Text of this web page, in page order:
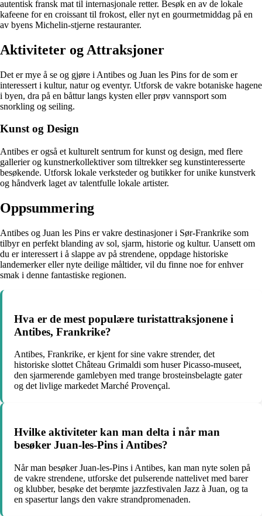
autentisk fransk mat til internasjonale retter. Besøk en av de lokale
kafeene for en croissant til frokost, eller nyt en gourmetmiddag på en
av byens Michelin-stjerne restauranter.
Aktiviteter og Attraksjoner
Det er mye å se og gjøre i Antibes og Juan les Pins for de som er
interessert i kultur, natur og eventyr. Utforsk de vakre botaniske hagene
i byen, dra på en båttur langs kysten eller prøv vannsport som
snorkling og seiling.
Kunst og Design
Antibes er også et kulturelt sentrum for kunst og design, med flere
gallerier og kunstnerkollektiver som tiltrekker seg kunstinteresserte
besøkende. Utforsk lokale verksteder og butikker for unike kunstverk
og håndverk laget av talentfulle lokale artister.
Oppsummering
Antibes og Juan les Pins er vakre destinasjoner i Sør-Frankrike som
tilbyr en perfekt blanding av sol, sjarm, historie og kultur. Uansett om
du er interessert i å slappe av på strendene, oppdage historiske
landemerker eller nyte deilige måltider, vil du finne noe for enhver
smak i denne fantastiske regionen.
Hva er de mest populære turistattraksjonene i
Antibes, Frankrike?
Antibes, Frankrike, er kjent for sine vakre strender, det
historiske slottet Château Grimaldi som huser Picasso-museet,
den sjarmerende gamlebyen med trange brosteinsbelagte gater
og det livlige markedet Marché Provençal.
Hvilke aktiviteter kan man delta i når man
besøker Juan-les-Pins i Antibes?
Når man besøker Juan-les-Pins i Antibes, kan man nyte solen på
de vakre strendene, utforske det pulserende nattelivet med barer
og klubber, besøke det berømte jazzfestivalen Jazz à Juan, og ta
en spasertur langs den vakre strandpromenaden.